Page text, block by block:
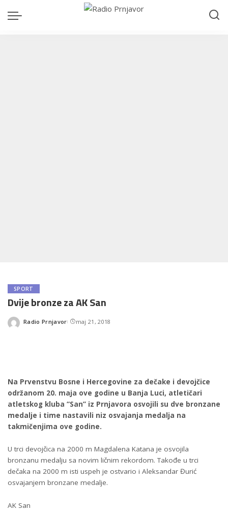
SPORT
Dvije bronze za AK San
Posted
Radio Prnjavor maj 21, 2018
Na Prvenstvu Bosne i Hercegovine za dečake i devojčice
održanom 20. maja ove godine u Banja Luci, atletičari
atletskog kluba “San” iz Prnjavora osvojili su dve bronzane
medalje i time nastavili niz osvajanja medalja na
takmičenjima ove godine.
U trci devojčica na 2000 m Magdalena Katana je osvojila
bronzanu medalju sa novim ličnim rekordom. Takođe u trci
dečaka na 2000 m isti uspeh je ostvario i Aleksandar Đurić
osvajanjem bronzane medalje.
AK San